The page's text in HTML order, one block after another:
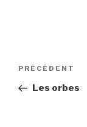
Navigation
l’article
Article
précédent
PRÉCÉDENT
Les orbes